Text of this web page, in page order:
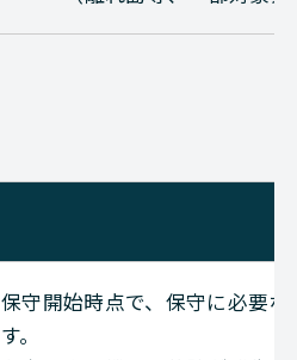
NETWORK（ネットワー
NETWORK（ネットワー
保守開始時点で、保守に必要
す。